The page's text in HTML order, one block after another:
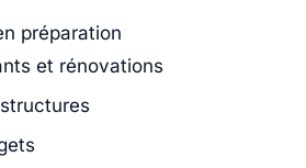
préparation
et rénovations